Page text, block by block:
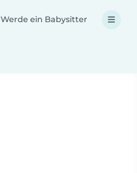
Werde ein Babysitter